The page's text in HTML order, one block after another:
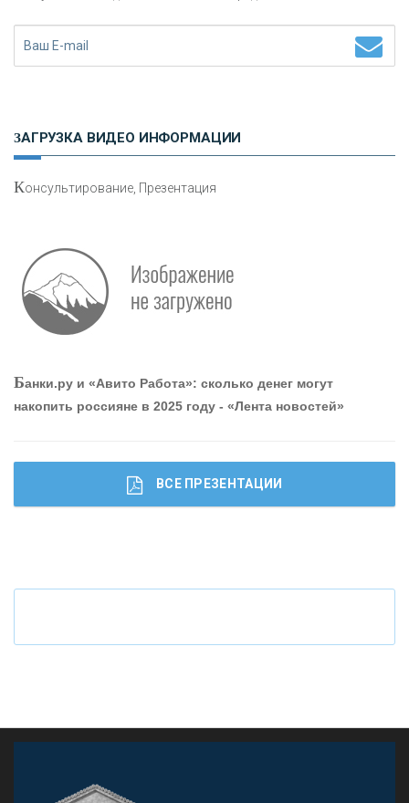
привлечь и удержать персонал - «Интервью»
Что будет с наличными деньгами при цифровом
ЗАГРУЗКА ВИДЕО ИНФОРМАЦИИ
Консультирование, Презентация
Банки.ру и «Авито Работа»: сколько денег могут
накопить россияне в 2025 году - «Лента новостей»
ВСЕ ПРЕЗЕНТАЦИИ